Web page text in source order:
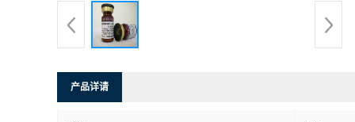
产品详请